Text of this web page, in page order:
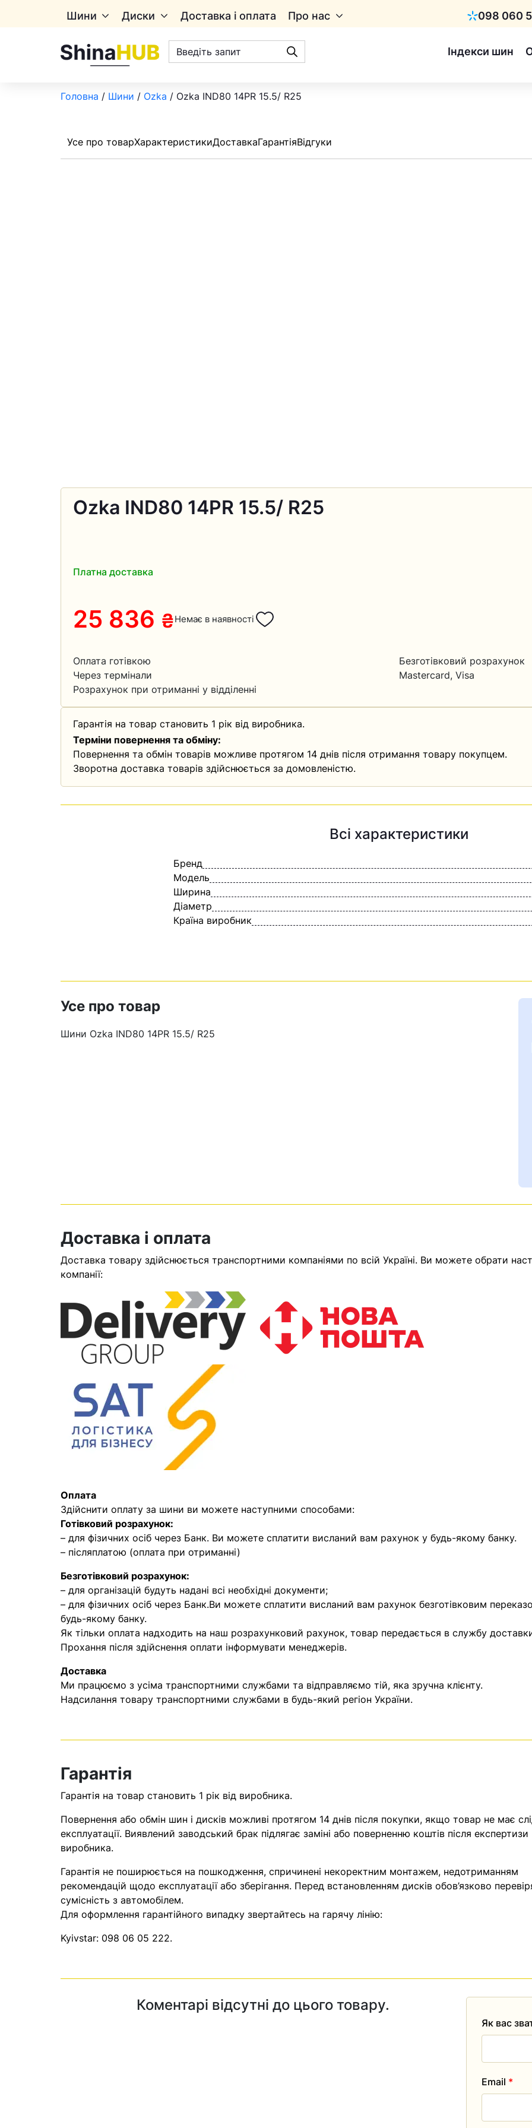
Шини Диски Доставка і оплата Про нас 098 060
Київстар
Пошук
товарів
Індекси шин
Кошик
Ваш номер надіслано.
Оператор зв’яжеться з
найближчим часом
Головна / Шини / Ozka / Ozka IND80 14PR 15.5/ R25
Усе про товарХарактеристикиДоставкаГарантіяВідгуки
Ozka IND80 14PR 15.5/ R25
Платна доставка
25 836 ₴Немає в наявності
Оплата готівкою
Безготівковий розрахунок
Через термінали
Mastercard, Visa
Розрахунок при отриманні у відділенні
Гарантія на товар становить 1 рік від виробника.
Терміни повернення та обміну:
Повернення та обмін товарів можливе протягом 14 днів після отримання товару покупцем.
Зворотна доставка товарів здійснюється за домовленістю.
Всі характеристики
Бренд
Модель
Ширина
Діаметр
Країна виробник
Усе про товар
Шини Ozka IND80 14PR 15.5/ R25
Доставка і оплата
Доставка товару здійснюється транспортними компаніями по всій Україні. Ви можете обрати
компанії:
Оплата
Здійснити оплату за шини ви можете наступними способами:
Готівковий розрахунок:
– для фізичних осіб через Банк. Ви можете сплатити висланий вам рахунок у будь-якому банку.
– післяплатою (оплата при отриманні)
Безготівковий розрахунок:
– для організацій будуть надані всі необхідні документи;
– для фізичних осіб через Банк.Ви можете сплатити висланий вам рахунок безготівковим
будь-якому банку.
Як тільки оплата надходить на наш розрахунковий рахунок, товар передається в службу
Прохання після здійснення оплати інформувати менеджерів.
Доставка
Ми працюємо з усіма транспортними службами та відправляємо тій, яка зручна клієнту.
Надсилання товару транспортними службами в будь-який регіон України.
Гарантія
Гарантія на товар становить 1 рік від виробника.
Повернення або обмін шин і дисків можливі протягом 14 днів після покупки, якщо товар не має
експлуатації. Виявлений заводський брак підлягає заміні або поверненню коштів після експертизи
виробника.
Гарантія не поширюється на пошкодження, спричинені некоректним монтажем, недотриманням
рекомендацій щодо експлуатації або зберігання. Перед встановленням дисків обов’язково
сумісність з автомобілем.
Для оформлення гарантійного випадку звертайтесь на гарячу лінію:
Kyivstar: 098 06 05 222.
Коментарі відсутні до цього товару.
Як вас
Email *